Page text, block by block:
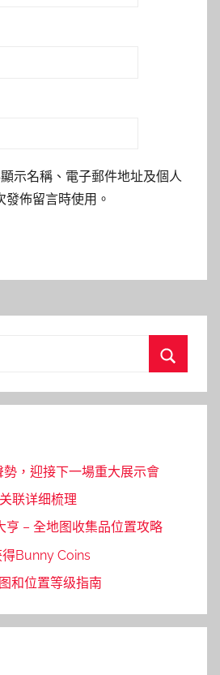
示名稱、電子郵件地址及個人
佈留言時使用。
，迎接下一場重大展示會
联详细梳理
亨 – 全地图收集品位置攻略
Bunny Coins
和位置等级指南